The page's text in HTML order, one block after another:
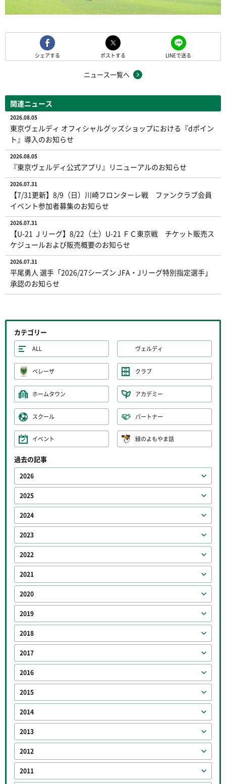
シェアする ポストする LINEで送る
ニュース一覧へ
関連ニュース
2026.08.05
東京ヴェルディ オフィシャルグッズショップにおける『dポイン
ト』導入のお知らせ
2026.08.05
『東京ヴェルディ公式アプリ』リニューアルのお知らせ
2026.07.31
【7/31更新】8/9（日）川崎フロンターレ戦 ファンクラブ会員
イベント参加者募集のお知らせ
2026.07.31
【U-21 Ｊリーグ】8/22（土）U-21 ＦＣ東京戦 チケット販売ス
ケジュールおよび販売概要のお知らせ
2026.07.31
平尾勇人 選手「2026/27シーズン JFA・Jリーグ特別指定選手」
承認のお知らせ
カテゴリー
ALL ヴェルディ
ベレーザ クラブ
ホームタウン アカデミー
スクール パートナー
イベント 緑のよもやま話
過去の記事
2026
2025
2024
2023
2022
2021
2020
2019
2018
2017
2016
2015
2014
2013
2012
2011